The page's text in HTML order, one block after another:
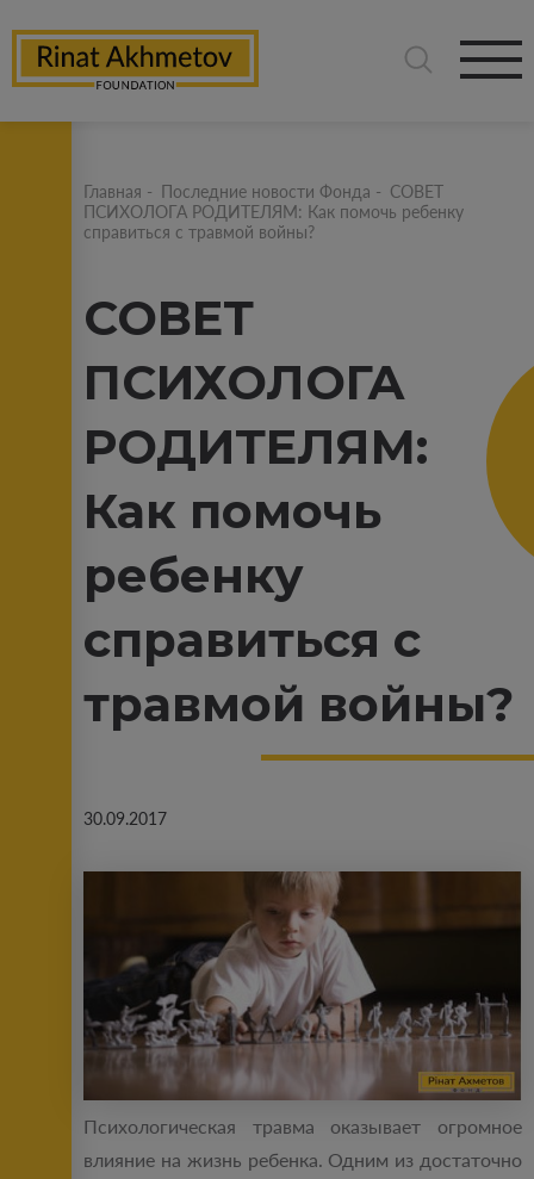
Главная - Последние новости Фонда - СОВЕТ
ПСИХОЛОГА РОДИТЕЛЯМ: Как помочь ребенку
справиться с травмой войны?
СОВЕТ
ПСИХОЛОГА
РОДИТЕЛЯМ:
Как помочь
ребенку
справиться с
травмой войны?
30.09.2017
Психологическая травма оказывает огромное
влияние на жизнь ребенка. Одним из достаточно